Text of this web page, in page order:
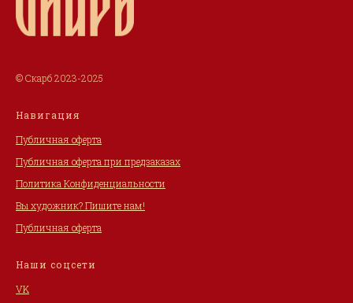
© Скарб 2023-2025
Навигация
Публичная оферта
Публичная оферта при предзаказах
Политика Конфиденциальности
Вы художник? Пишите нам!
Публичная оферта
Наши соцсети
VK